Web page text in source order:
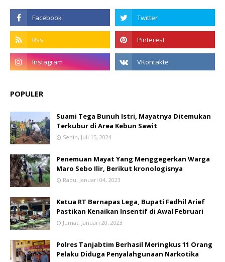
POPULER
Suami Tega Bunuh Istri, Mayatnya Ditemukan
Terkubur di Area Kebun Sawit
Senin, Juli 15, 2024
Penemuan Mayat Yang Menggegerkan Warga
Maro Sebo Ilir, Berikut kronologisnya
Rabu, Januari 04, 2023
Ketua RT Bernapas Lega, Bupati Fadhil Arief
Pastikan Kenaikan Insentif di Awal Februari
Jumat, Januari 20, 2023
Polres Tanjabtim Berhasil Meringkus 11 Orang
Pelaku Diduga Penyalahgunaan Narkotika